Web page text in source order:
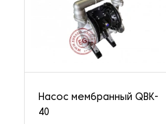
Насос мембранный QBK-
40